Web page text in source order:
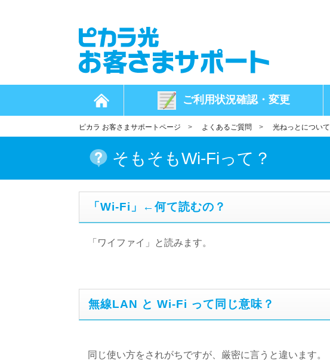
ご利用状況確認・変更
ピカラ お客さまサポートページ > よくあるご質問 > 光ねっとについて
そもそもWi-Fiって？
「Wi-Fi」←何て読むの？
「ワイファイ」と読みます。
無線LAN と Wi-Fi って同じ意味？
同じ使い方をされがちですが、厳密に言うと違います。